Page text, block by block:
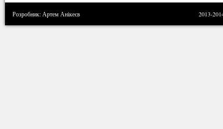
Розробник: Артем Анікеєв 2013-